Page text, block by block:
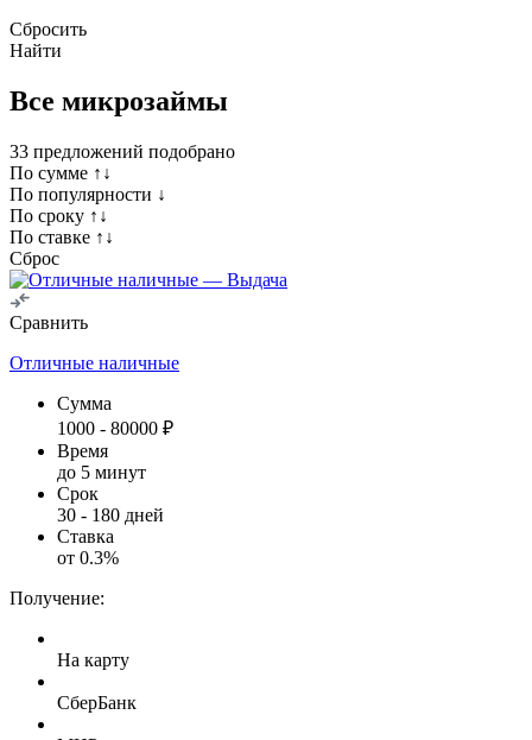
Сбросить
Найти
Все микрозаймы
33 предложений подобрано
По сумме ↑↓
По популярности ↓
По сроку ↑↓
По ставке ↑↓
Сброс
Сравнить
Отличные наличные
Сумма
1000 - 80000 ₽
Время
до 5 минут
Срок
30 - 180 дней
Ставка
от 0.3%
Получение:
На карту
СберБанк